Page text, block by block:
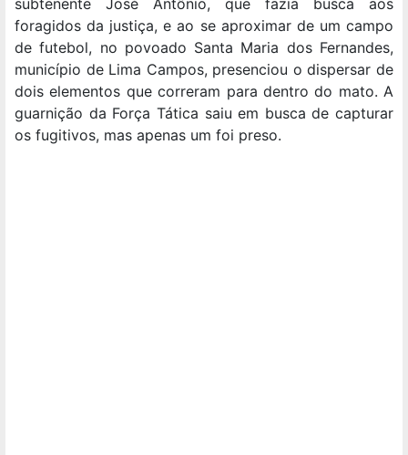
subtenente José Antônio, que fazia busca aos
foragidos da justiça, e ao se aproximar de um campo
de futebol, no povoado Santa Maria dos Fernandes,
município de Lima Campos, presenciou o dispersar de
dois elementos que correram para dentro do mato. A
guarnição da Força Tática saiu em busca de capturar
os fugitivos, mas apenas um foi preso.